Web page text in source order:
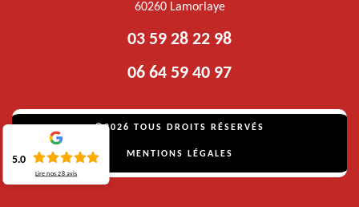
60260 Lamorlaye
03 59 28 22 98
06 64 59 40 97
©2026 TOUS DROITS RÉSERVÉS
MENTIONS LÉGALES
5.0
Lire nos28 avis